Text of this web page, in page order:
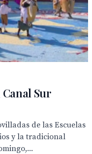
Sur
de las Escuelas
y la tradicional